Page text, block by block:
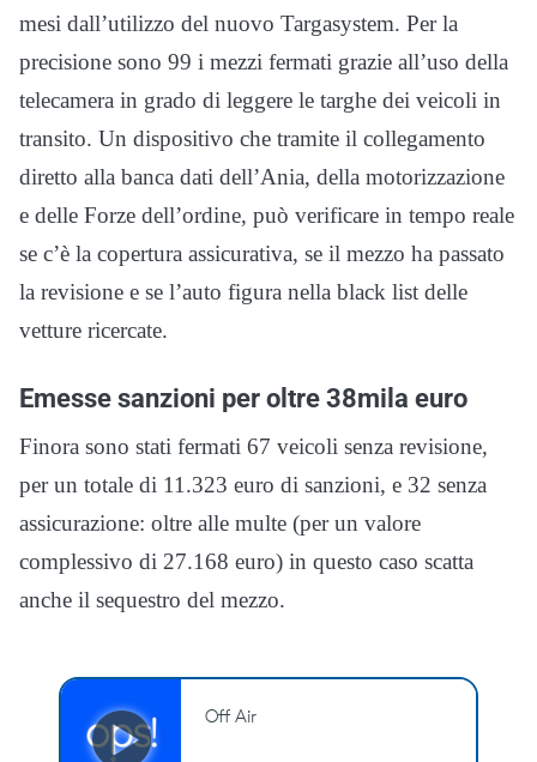
mesi dall’utilizzo del nuovo Targasystem. Per la
precisione sono 99 i mezzi fermati grazie all’uso della
telecamera in grado di leggere le targhe dei veicoli in
transito. Un dispositivo che tramite il collegamento
diretto alla banca dati dell’Ania, della motorizzazione
e delle Forze dell’ordine, può verificare in tempo reale
se c’è la copertura assicurativa, se il mezzo ha passato
la revisione e se l’auto figura nella black list delle
vetture ricercate.
Emesse sanzioni per oltre 38mila euro
Finora sono stati fermati 67 veicoli senza revisione,
per un totale di 11.323 euro di sanzioni, e 32 senza
assicurazione: oltre alle multe (per un valore
complessivo di 27.168 euro) in questo caso scatta
anche il sequestro del mezzo.